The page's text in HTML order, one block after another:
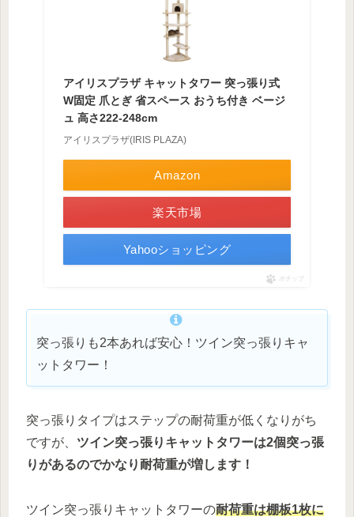
アイリスプラザ キャットタワー 突っ張り式
W固定 爪とぎ 省スペース おうち付き ベージ
ュ 高さ222-248cm
アイリスプラザ(IRIS PLAZA)
Amazon
楽天市場
Yahooショッピング
ポチップ
突っ張りも2本あれば安心！ツイン突っ張りキャ
ットタワー！
突っ張りタイプはステップの耐荷重が低くなりがち
ですが、 ツイン突っ張りキャットタワーは2個突っ張
りがあるのでかなり耐荷重が増します！
ツイン突っ張りキャットタワーの耐荷重は棚板1枚に